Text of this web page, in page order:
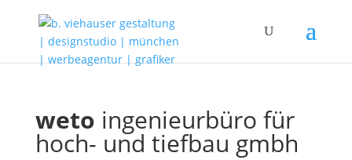
weto ingenieurbüro für
hoch- und tiefbau gmbh